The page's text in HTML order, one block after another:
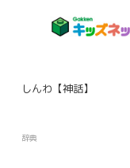
しんわ【神話】
辞典